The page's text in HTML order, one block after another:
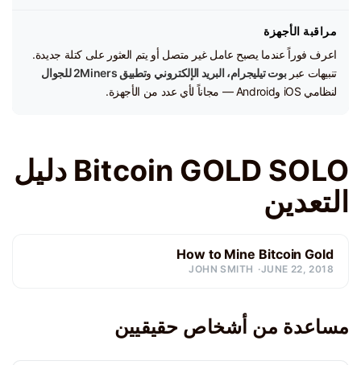
مراقبة الأجهزة
اعرف فوراً عندما يصبح عامل غير متصل أو يتم العثور على كتلة جديدة.
تنبيهات عبربوت تيليجرام، البريد الإلكتروني وتطبيق 2Miners للجوال
لنظامي iOS وAndroid — مجاناً لأي عدد من الأجهزة.
Bitcoin GOLD SOLO دليل
التعدين
How to Mine Bitcoin Gold
JUNE 22, 2018
JOHN SMITH
مساعدة من أشخاص حقيقيين